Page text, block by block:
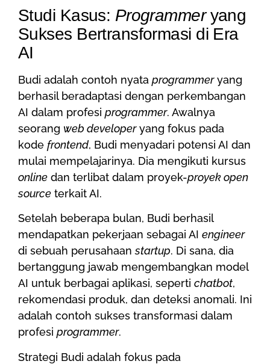
Studi Kasus: Programmeryang
Sukses Bertransformasi di Era
AI
Budi adalah contoh nyata programmeryang
berhasil beradaptasi dengan perkembangan
AI dalam profesi programmer. Awalnya
seorang web developeryang fokus pada
kode frontend, Budi menyadari potensi AI dan
mulai mempelajarinya. Dia mengikuti kursus
online dan terlibat dalam proyek-proyek open
source terkait AI.
Setelah beberapa bulan, Budi berhasil
mendapatkan pekerjaan sebagai AI engineer
di sebuah perusahaanstartup. Di sana, dia
bertanggung jawab mengembangkan model
AI untuk berbagai aplikasi, seperti chatbot,
rekomendasi produk, dan deteksi anomali. Ini
adalah contoh sukses transformasi dalam
profesi programmer.
Strategi Budi adalah fokus pada